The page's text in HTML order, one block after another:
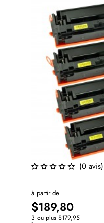
(0 avis)
à partir de
$189,80
3 ou plus $179,95